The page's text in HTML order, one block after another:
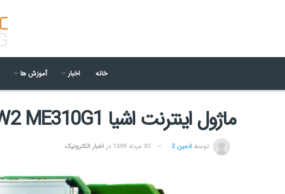
خانه اخبار آموزش ها
ماژول اینترنت اشیا W2 ME310G1 با پهنای باند 450 مگاهرتز LTE
توسطادمین 2 30 مرداد 1399 دراخبار الکترونیک